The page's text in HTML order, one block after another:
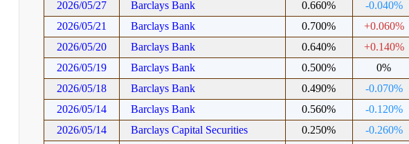
2026/05/27
Barclays Bank 0.660% -0.040%
2026/05/21
Barclays Bank 0.700% +0.060%
2026/05/20
Barclays Bank 0.640% +0.140%
2026/05/19
Barclays Bank 0.500% 0%
2026/05/18
Barclays Bank 0.490% -0.070%
2026/05/14
Barclays Bank 0.560% -0.120%
2026/05/14
Barclays Capital Securities 0.250% -0.260%